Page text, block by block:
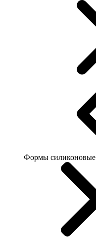
Формы силиконовые